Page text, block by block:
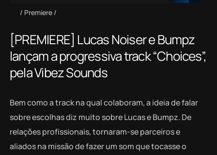
Premiere
[PREMIERE] Lucas Noiser e Bumpz
lançam a progressiva track “Choices”,
pela Vibez Sounds
Bem como a track na qual colaboram, a ideia de falar
sobre escolhas diz muito sobre Lucas e Bumpz. De
relações profissionais, tornaram-se parceiros e
aliados na missão de fazer um som que tocasse o